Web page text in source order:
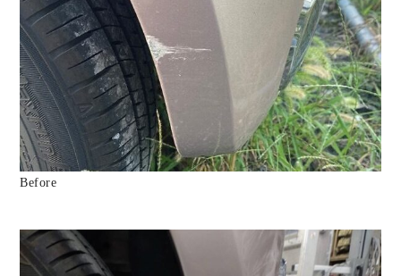
Before